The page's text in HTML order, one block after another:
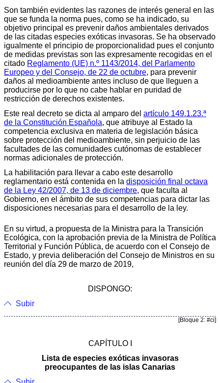
Son también evidentes las razones de interés general en las
que se funda la norma pues, como se ha indicado, su
objetivo principal es prevenir daños ambientales derivados
de las citadas especies exóticas invasoras. Se ha observado
igualmente el principio de proporcionalidad pues el conjunto
de medidas previstas son las expresamente recogidas en el
citado Reglamento (UE) n.º 1143/2014, del Parlamento
Europeo y del Consejo, de 22 de octubre, para prevenir
daños al medioambiente antes incluso de que lleguen a
producirse por lo que no cabe hablar en puridad de
restricción de derechos existentes.
Este real decreto se dicta al amparo del artículo 149.1.23.ª
de la Constitución Española, que atribuye al Estado la
competencia exclusiva en materia de legislación básica
sobre protección del medioambiente, sin perjuicio de las
facultades de las comunidades cutónomas de establecer
normas adicionales de protección.
La habilitación para llevar a cabo este desarrollo
reglamentario está contenida en la disposición final octava
de la Ley 42/2007, de 13 de diciembre, que faculta al
Gobierno, en el ámbito de sus competencias para dictar las
disposiciones necesarias para el desarrollo de la ley.
En su virtud, a propuesta de la Ministra para la Transición
Ecológica, con la aprobación previa de la Ministra de Política
Territorial y Función Pública, de acuerdo con el Consejo de
Estado, y previa deliberación del Consejo de Ministros en su
reunión del día 29 de marzo de 2019,
DISPONGO:
Subir
[Bloque 2: #ci]
CAPÍTULO I
Lista de especies exóticas invasoras
preocupantes de las islas Canarias